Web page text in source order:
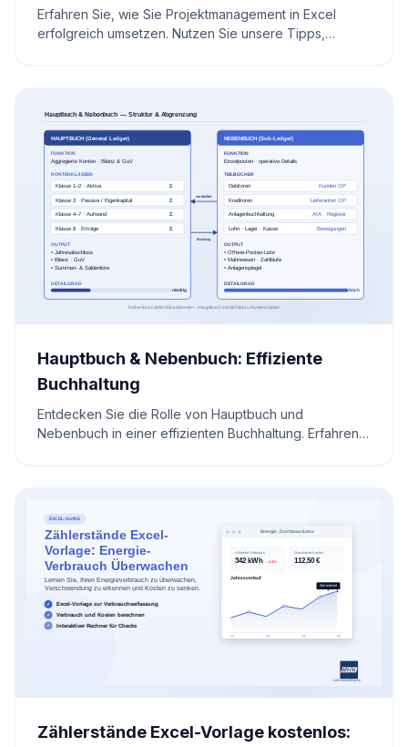
Erfahren Sie, wie Sie Projektmanagement in Excel
erfolgreich umsetzen. Nutzen Sie unsere Tipps,
Hauptbuch & Nebenbuch: Effiziente
Buchhaltung
Entdecken Sie die Rolle von Hauptbuch und
Nebenbuch in einer effizienten Buchhaltung. Erfahren
Zählerstände Excel-Vorlage kostenlos: